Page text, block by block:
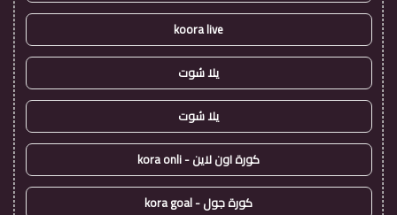
koora live
يلا شوت
يلا شوت
كورة اون لاين - kora onli
كورة جول - kora goal